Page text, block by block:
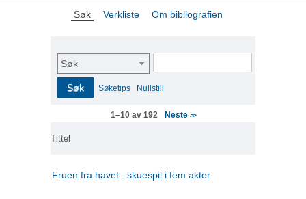
Søk Verkliste Om bibliografien
Søk
Søk Søketips Nullstill
1–10 av 192 Neste >>
Tittel
Fruen fra havet : skuespil i fem akter